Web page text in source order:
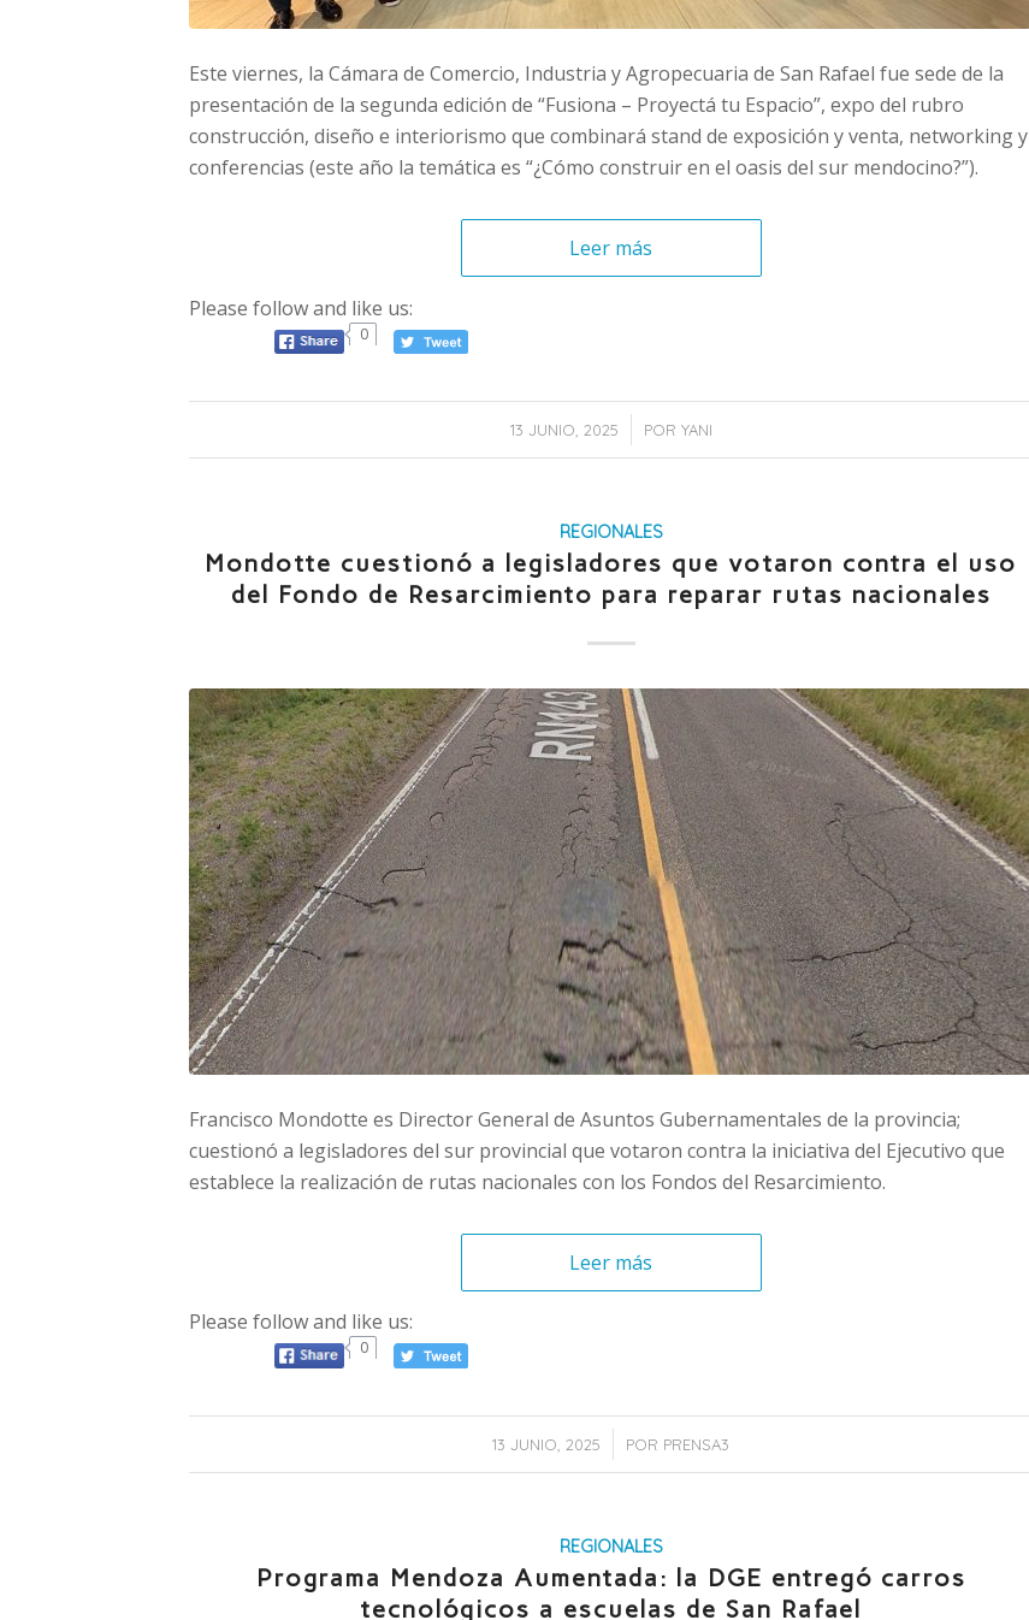
Este viernes, la Cámara de Comercio, Industria y Agropecuaria de San Rafael fue sede de la
presentación de la segunda edición de “Fusiona – Proyectá tu Espacio”, expo del rubro
construcción, diseño e interiorismo que combinará stand de exposición y venta, networking y
conferencias (este año la temática es “¿Cómo construir en el oasis del sur mendocino?”).
Leer más
Please follow and like us:
0
13 JUNIO, 2025
/ POR YANI
REGIONALES
Mondotte cuestionó a legisladores que votaron contra el uso
del Fondo de Resarcimiento para reparar rutas nacionales
Francisco Mondotte es Director General de Asuntos Gubernamentales de la provincia;
cuestionó a legisladores del sur provincial que votaron contra la iniciativa del Ejecutivo que
establece la realización de rutas nacionales con los Fondos del Resarcimiento.
Leer más
Please follow and like us:
0
13 JUNIO, 2025
/ POR PRENSA3
REGIONALES
Programa Mendoza Aumentada: la DGE entregó carros
tecnológicos a escuelas de San Rafael